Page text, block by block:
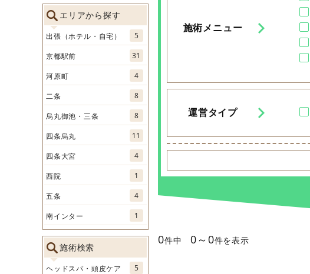
エリアから探す
出張（ホテル・自宅） 5
京都駅前 31
河原町 4
二条 8
烏丸御池・三条 8
四条烏丸 11
四条大宮 4
西院 1
五条 4
南インター 1
施術検索
ヘッドスパ・頭皮ケア 5
施術メニュー
運営タイプ
0件中0～0件を表示